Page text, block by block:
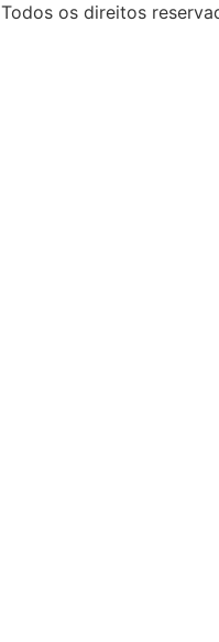
Todos os direitos